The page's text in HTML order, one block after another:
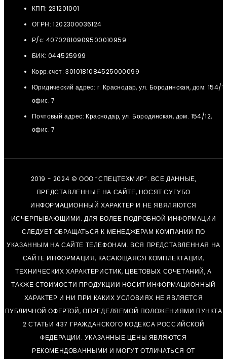
КПП: 231201001
ОГРН: 1202300036124
Р/с: 40702810909500010959
БИК: 044525999
Корр.счет: 3010181084525000099
Юридический адрес: г. Краснодар, ул. Бородинская, дом. 154/
офис. 7
Почтовый адрес: Краснодар, ул. Бородинская, дом. 154/12,
офис. 7
2019 - 2024 © ООО “СПЕЦТЕХМИР”. ВСЕ ДАННЫЕ,
ПРЕДСТАВЛЕННЫЕ НА САЙТЕ, НОСЯТ СУГУБО
ИНФОРМАЦИОННЫЙ ХАРАКТЕР И НЕ ЯВЯЛЯЮТСЯ
ИСЧЕРПЫВАЮЩИМИ. ДЛЯ БОЛЕЕ ПОДРОБНОЙ ИНФОРМАЦИИ
СЛЕДУЕТ ОБРАЩАТЬСЯ К МЕНЕДЖЕРАМ КОМПАНИИ ПО
УКАЗАННЫМ НА САЙТЕ ТЕЛЕФОНАМ. ВСЯ ПРЕДСТАВЛЕННАЯ НА
САЙТЕ ИНФОРМАЦИЯ, КАСАЮЩАЯСЯ КОМПЛЕКТАЦИИ,
ТЕХНИЧЕСКИХ ХАРАКТЕРИСТИК, ЦВЕТОВЫХ СОЧЕТАНИЙ, А
ТАКЖЕ СТОИМОСТИ ПРОДУКЦИИ НОСИТ ИНФОРМАЦИОННЫЙ
ХАРАКТЕР И НИ ПРИ КАКИХ УСЛОВИЯХ НЕ ЯВЛЯЕТСЯ
ПУБЛИЧНОЙ ОФЕРТОЙ, ОПРЕДЕЛЯЕМОЙ ПОЛОЖЕНИЯМИ ПУНКТА
2 СТАТЬИ 437 ГРАЖДАНСКОГО КОДЕКСА РОССИЙСКОЙ
ФЕДЕРАЦИИ. УКАЗАННЫЕ ЦЕНЫ ЯВЛЯЮТСЯ
РЕКОМЕНДОВАННЫМИ И МОГУТ ОТЛИЧАТЬСЯ ОТ